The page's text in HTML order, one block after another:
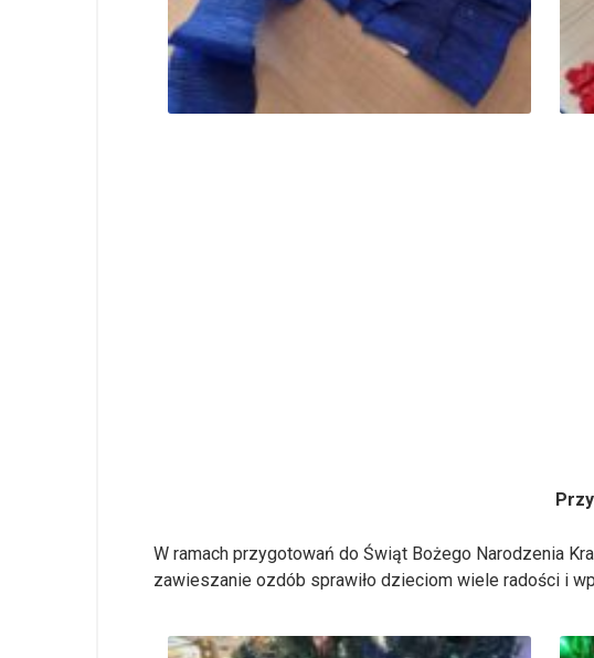
W ramach przygotowań do Świąt Bożego Narodzenia
zawieszanie ozdób sprawiło dzieciom wiele radości i